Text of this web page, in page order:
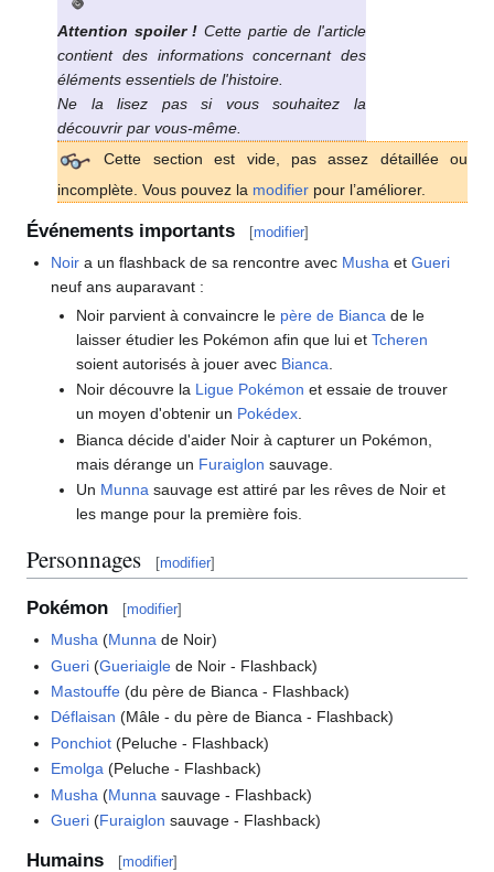
Attention spoiler ! Cette partie de l'article
contient des informations concernant des
éléments essentiels de l'histoire.
Ne la lisez pas si vous souhaitez la
découvrir par vous-même.
Cette section est vide, pas assez détaillée ou
incomplète. Vous pouvez la modifier pour l’améliorer.
Événements importants [modifier]
Noir a un flashback de sa rencontre avec Musha etGueri
neuf ans auparavant :
Noir parvient à convaincre le père de Bianca de le
laisser étudier les Pokémon afin que lui et Tcheren
soient autorisés à jouer avec Bianca
Noir découvre la Ligue Pokémon et essaie de trouver
un moyen d'obtenir un Pokédex.
Bianca décide d'aider Noir à capturer un Pokémon,
mais dérange un Furaiglon sauvage.
Un Munna sauvage est attiré par les rêves de Noir et
les mange pour la première fois.
Personnages [modifier]
Pokémon [modifier]
Musha (Munna de Noir)
Gueri (Gueriaigle de Noir - Flashback)
Mastouffe (du père de Bianca - Flashback)
Déflaisan (Mâle - du père de Bianca - Flashback)
Ponchiot (Peluche - Flashback)
Emolga (Peluche - Flashback)
Musha (Munna sauvage - Flashback)
Gueri (Furaiglon sauvage - Flashback)
Humains [modifier]